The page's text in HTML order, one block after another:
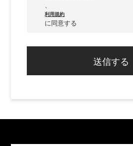
利用規約
に同意する
送信する